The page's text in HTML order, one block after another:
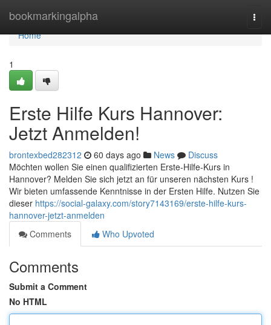
bookmarkingalpha
Home
Home
1
Erste Hilfe Kurs Hannover:
Jetzt Anmelden!
brontexbed282312 60 days ago News
Discuss
Möchten wollen Sie einen qualifizierten Erste-Hilfe-Kurs in
Hannover? Melden Sie sich jetzt an für unseren nächsten Kurs !
Wir bieten umfassende Kenntnisse in der Ersten Hilfe. Nutzen Sie
dieser https://social-galaxy.com/story7143169/erste-hilfe-kurs-
hannover-jetzt-anmelden
Comments
Who Upvoted
Comments
Submit a Comment
No HTML